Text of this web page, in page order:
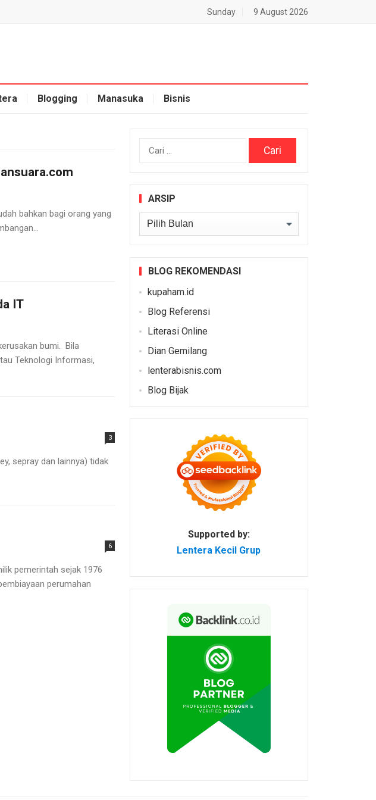
Sunday 9 August 2026
Blogging Manasuka Bisnis
bahkan bagi orang yang
IT
bumi. Bila
Teknologi Informasi,
3
sepray dan lainnya) tidak
6
pemerintah sejak 1976
perumahan
Cari
ARSIP
Arsip
BLOG REKOMENDASI
kupaham.id
Blog Referensi
Literasi Online
Dian Gemilang
lenterabisnis.com
Blog Bijak
Supported by:
Lentera Kecil Grup